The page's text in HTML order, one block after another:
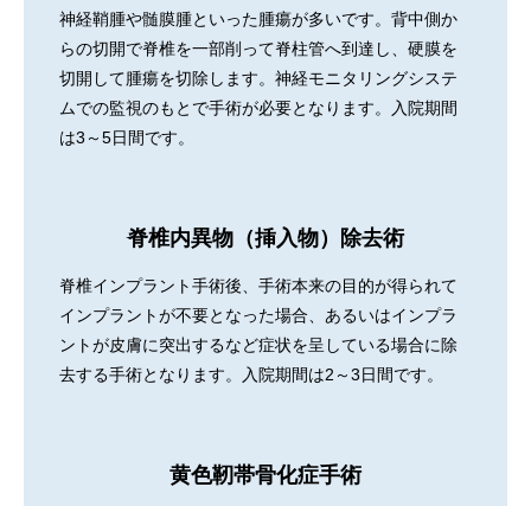
神経鞘腫や髄膜腫といった腫瘍が多いです。背中側か
らの切開で脊椎を一部削って脊柱管へ到達し、硬膜を
切開して腫瘍を切除します。神経モニタリングシステ
ムでの監視のもとで手術が必要となります。入院期間
は3～5日間です。
脊椎内異物（挿入物）除去術
脊椎インプラント手術後、手術本来の目的が得られて
インプラントが不要となった場合、あるいはインプラ
ントが皮膚に突出するなど症状を呈している場合に除
去する手術となります。入院期間は2～3日間です。
黄色靭帯骨化症手術